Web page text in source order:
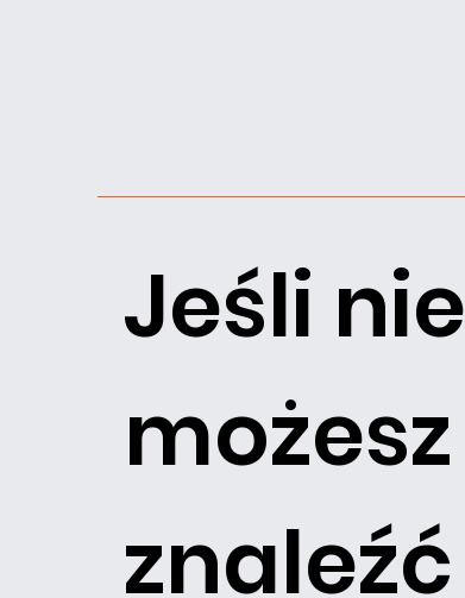
Jeśli nie
możesz
znaleźć